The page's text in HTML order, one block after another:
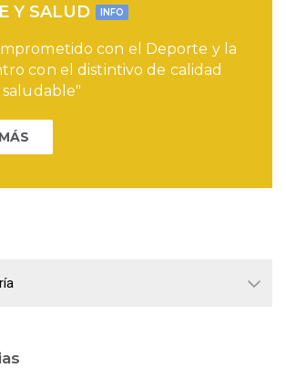
Y SALUD INFO
con el Deporte y la
con el distintivo de calidad
saludable"